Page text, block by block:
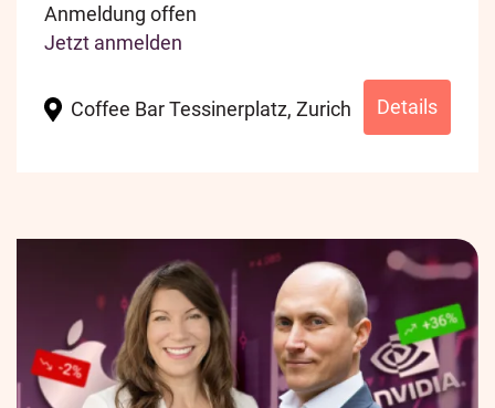
Anmeldung offen
Jetzt anmelden
Coffee Bar Tessinerplatz, Zurich Details